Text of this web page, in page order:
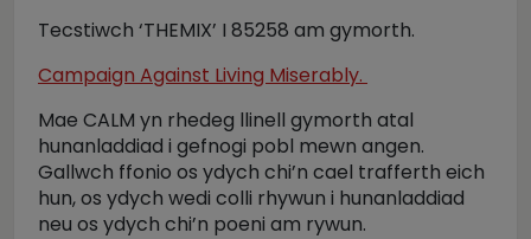
Tecstiwch ‘THEMIX’ I 85258 am gymorth.
Campaign Against Living Miserably.
Mae CALM yn rhedeg llinell gymorth atal
hunanladdiad i gefnogi pobl mewn angen.
Gallwch ffonio os ydych chi’n cael trafferth eich
hun, os ydych wedi colli rhywun i hunanladdiad
neu os ydych chi’n poeni am rywun.